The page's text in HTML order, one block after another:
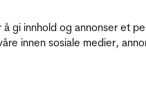
gi innhold og annonser et
innen sosiale medier,